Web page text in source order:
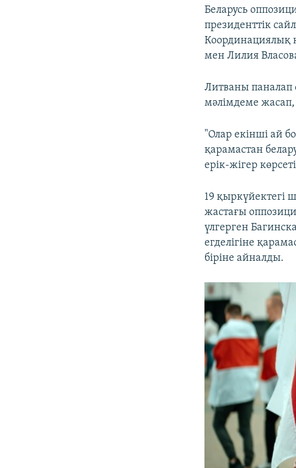
Беларусь
президенттік
Координациялық
мен Лилия
Литваны паналап
мәлімдеме жасап,
"Олар екінші ай
қарамастан
ерік-жігер
19 қыркүйектегі
жастағы
үлгерген
егделігіне
біріне айналды.